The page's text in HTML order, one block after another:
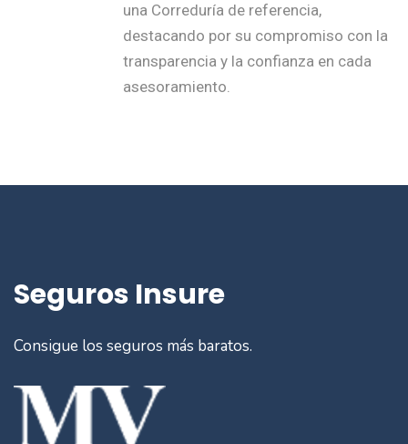
una Correduría de referencia,
destacando por su compromiso con la
transparencia y la confianza en cada
asesoramiento.
Seguros Insure
Consigue los seguros más baratos.